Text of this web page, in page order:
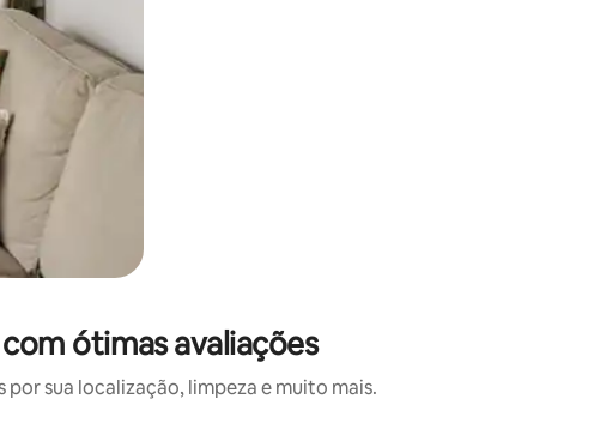
ótimas avaliações
sua localização, limpeza e muito mais.